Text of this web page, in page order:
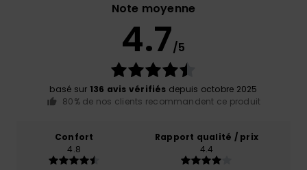
Note moyenne
4.7/5
basé sur 136 avis vérifiés depuis octobre 2025
80% de nos clients recommandent ce produit
Confort
4.8
Rapport qualité / prix
4.4